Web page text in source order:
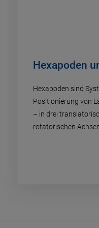
Hexapoden
Hexapoden sind
Positionierung von
– in drei
rotatorischen